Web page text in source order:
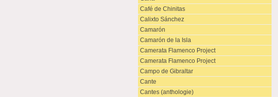
Café de Chinitas
Calixto Sánchez
Camarón
Camarón de la Isla
Camerata Flamenco Project
Camerata Flamenco Project
Campo de Gibraltar
Cante
Cantes (anthologie)